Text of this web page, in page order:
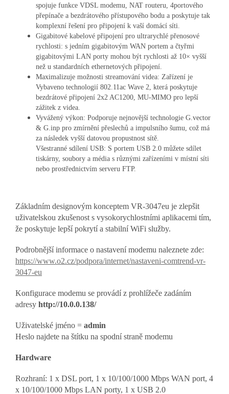
spojuje funkce VDSL modemu, NAT routeru, 4portového
přepínače a bezdrátového přístupového bodu a poskytuje tak
komplexní řešení pro připojení k vaší domácí síti.
Gigabitové kabelové připojení pro ultrarychlé přenosové
rychlosti: s jedním gigabitovým WAN portem a čtyřmi
gigabitovými LAN porty mohou být rychlosti až 10× vyšší
než u standardních ethernetových připojení.
Maximalizuje možnosti streamování videa: Zařízení je
Vybaveno technologií 802.11ac Wave 2, která poskytuje
bezdrátové připojení 2x2 AC1200, MU-MIMO pro lepší
zážitek z videa.
Vyvážený výkon: Podporuje nejnovější technologie G.vector
& G.inp pro zmírnění přeslechů a impulsního šumu, což má
za následek vyšší datovou propustnost sítě.
Všestranné sdílení USB: S portem USB 2.0 můžete sdílet
tiskárny, soubory a média s různými zařízeními v místní síti
nebo prostřednictvím serveru FTP.
Základním designovým konceptem VR-3047eu je zlepšit
uživatelskou zkušenost s vysokorychlostními aplikacemi tím,
že poskytuje lepší pokrytí a stabilní WiFi služby.
Podrobnější informace o nastavení modemu naleznete zde:
https://www.o2.cz/podpora/internet/nastaveni-comtrend-vr-
3047-eu
Konfigurace modemu se provádí z prohlížeče zadáním
adresy http://10.0.0.138/
Uživatelské jméno = admin
Heslo najdete na štítku na spodní straně modemu
Hardware
Rozhraní: 1 x DSL port, 1 x 10/100/1000 Mbps WAN port, 4
x 10/100/1000 Mbps LAN porty, 1 x USB 2.0